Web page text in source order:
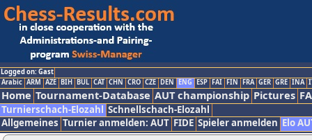
Logged on: Gast
Arabic ARM AZE BIH BUL CAT CHN CRO CZE DEN ENG ESP FAI FIN FRA GER GRE INA
Home Tournament-Database AUT championship Pictures
Turnierschach-Elozahl Schnellschach-Elozahl
Allgemeines Turnier anmelden: AUT FIDE Spieler anmelden Elo